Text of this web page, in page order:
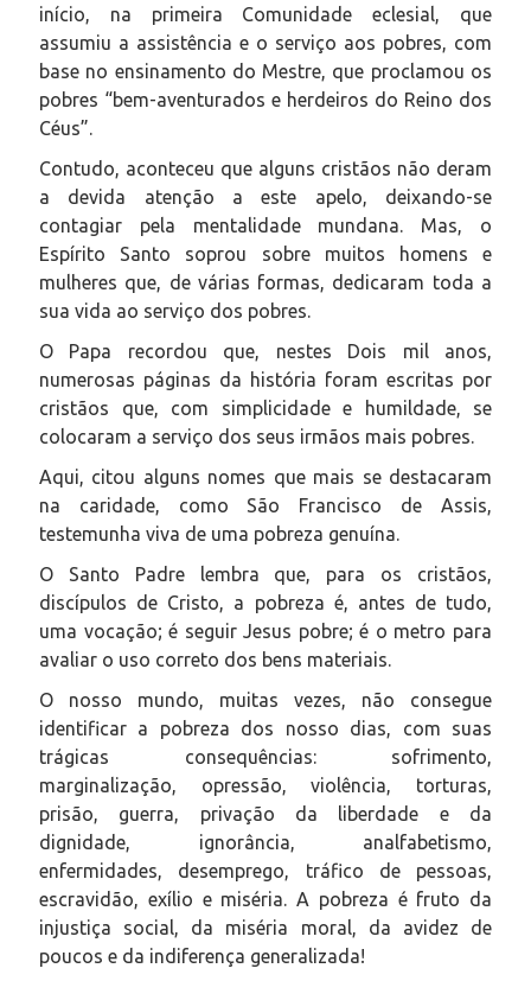
início, na primeira Comunidade eclesial, que
assumiu a assistência e o serviço aos pobres, com
base no ensinamento do Mestre, que proclamou os
pobres “bem-aventurados e herdeiros do Reino dos
Céus”.
Contudo, aconteceu que alguns cristãos não deram
a devida atenção a este apelo, deixando-se
contagiar pela mentalidade mundana. Mas, o
Espírito Santo soprou sobre muitos homens e
mulheres que, de várias formas, dedicaram toda a
sua vida ao serviço dos pobres.
O Papa recordou que, nestes Dois mil anos,
numerosas páginas da história foram escritas por
cristãos que, com simplicidade e humildade, se
colocaram a serviço dos seus irmãos mais pobres.
Aqui, citou alguns nomes que mais se destacaram
na caridade, como São Francisco de Assis,
testemunha viva de uma pobreza genuína.
O Santo Padre lembra que, para os cristãos,
discípulos de Cristo, a pobreza é, antes de tudo,
uma vocação; é seguir Jesus pobre; é o metro para
avaliar o uso correto dos bens materiais.
O nosso mundo, muitas vezes, não consegue
identificar a pobreza dos nosso dias, com suas
trágicas consequências: sofrimento,
marginalização, opressão, violência, torturas,
prisão, guerra, privação da liberdade e da
dignidade, ignorância, analfabetismo,
enfermidades, desemprego, tráfico de pessoas,
escravidão, exílio e miséria. A pobreza é fruto da
injustiça social, da miséria moral, da avidez de
poucos e da indiferença generalizada!